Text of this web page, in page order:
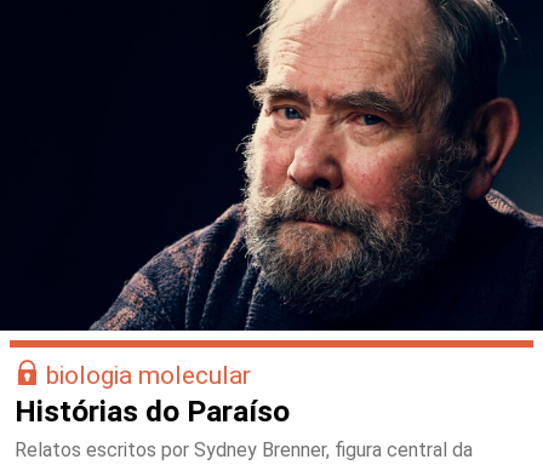
biologia molecular
Histórias do Paraíso
Relatos escritos por Sydney Brenner, figura central da